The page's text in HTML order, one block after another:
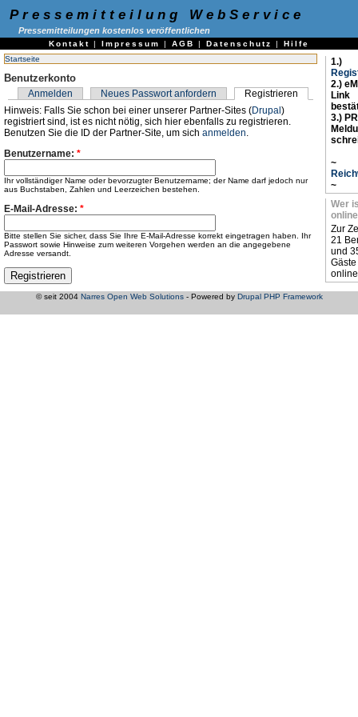
Pressemitteilung WebService
Pressemitteilungen kostenlos veröffentlichen
Kontakt | Impressum | AGB | Datenschutz | Hilfe
Startseite
Benutzerkonto
Anmelden Neues Passwort anfordern
Registrieren
Hinweis: Falls Sie schon bei einer unserer Partner-Sites (Drupal)
registriert sind, ist es nicht nötig, sich hier ebenfalls zu registrieren.
Benutzen Sie die ID der Partner-Site, um sich anmelden
Benutzername: *
Ihr vollständiger Name oder bevorzugter Benutzername; der Name darf jedoch nur
aus Buchstaben, Zahlen und Leerzeichen bestehen.
E-Mail-Adresse: *
Bitte stellen Sie sicher, dass Sie Ihre E-Mail-Adresse korrekt eingetragen haben. Ihr
Passwort sowie Hinweise zum weiteren Vorgehen werden an die angegebene
Adresse versandt.
1.)
2.)
Link
3.)
~
~
Wer
online
Zur
21
und
Gäste
© seit 2004 Narres Open Web Solutions- Powered by Drupal PHP Framework